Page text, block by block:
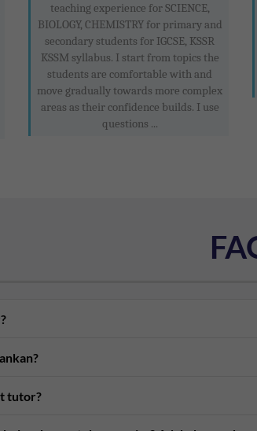
teaching experience for SCIENCE,
BIOLOGY, CHEMISTRY for primary and
secondary students for IGCSE, KSSR
KSSM syllabus. I start from topics the
students are comfortable with and
move gradually towards more complex
areas as their confidence builds. I use
questions ...
tutor?